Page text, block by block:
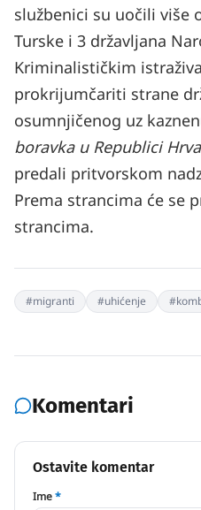
službenici su uočili više
Turske i 3 državljana
Kriminalističkim
prokrijumčariti strane
osumnjičenog uz
boravka u Republici
predali pritvorskom
Prema strancima će se
strancima.
#migranti #uhićenje #
Komentari
Ostavite komentar
Ime*